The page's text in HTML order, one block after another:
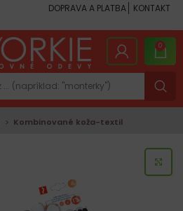
DOPRAVA A PLATBA KONTAKT
0
Kombinované koža-textil